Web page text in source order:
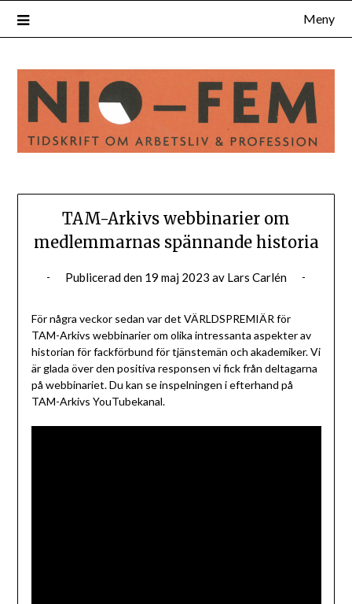
Meny
TAM-Arkivs webbinarier om
medlemmarnas spännande historia
Publicerad den 19 maj 2023 av Lars Carlén
För några veckor sedan var det VÄRLDSPREMIÄR för
TAM-Arkivs webbinarier om olika intressanta aspekter av
historian för fackförbund för tjänstemän och akademiker. Vi
är glada över den positiva responsen vi fick från deltagarna
på webbinariet. Du kan se inspelningen i efterhand på
TAM-Arkivs YouTubekanal.